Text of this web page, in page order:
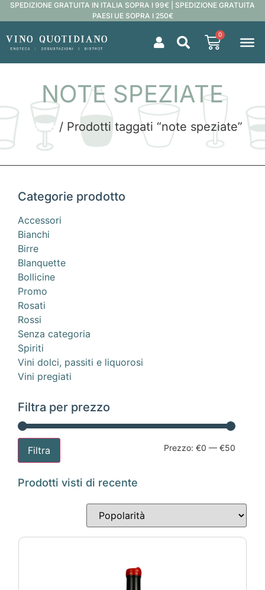
SPEDIZIONE GRATUITA IN ITALIA SOPRA I 99€ | SPEDIZIONE GRATUITA
PAESI UE SOPRA I 250€
0
NOTE SPEZIATE
Home/ Prodotti taggati “note speziate”
Categorie prodotto
Accessori
Bianchi
Birre
Blanquette
Bollicine
Promo
Rosati
Rossi
Senza categoria
Spiriti
Vini dolci, passiti e liquorosi
Vini pregiati
Filtra per prezzo
Filtra Prezzo: €0 — €50
Prodotti visti di recente